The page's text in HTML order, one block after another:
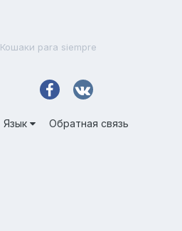
Кошаки para siempre
Язык Обратная связь